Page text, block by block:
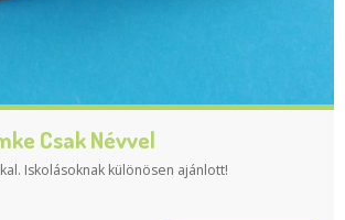
Csak Névvel
Iskolásoknak különösen ajánlott!